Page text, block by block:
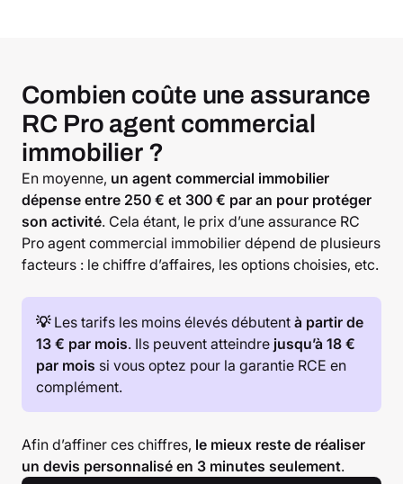
Combien coûte une assurance
RC Pro agent commercial
immobilier ?
En moyenne, un agent commercial immobilier
dépense entre 250 € et 300 € par an pour protéger
son activité. Cela étant, le prix d’une assurance RC
Pro agent commercial immobilier dépend de plusieurs
facteurs : le chiffre d’affaires, les options choisies, etc.
💡Les tarifs les moins élevés débutent à partir de
13 € par mois. Ils peuvent atteindre jusqu’à 18 €
par mois si vous optez pour la garantie RCE en
complément.
Afin d’affiner ces chiffres, le mieux reste de réaliser
un devis personnalisé en 3 minutes seulement.